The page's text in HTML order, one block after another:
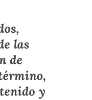
las
de
y